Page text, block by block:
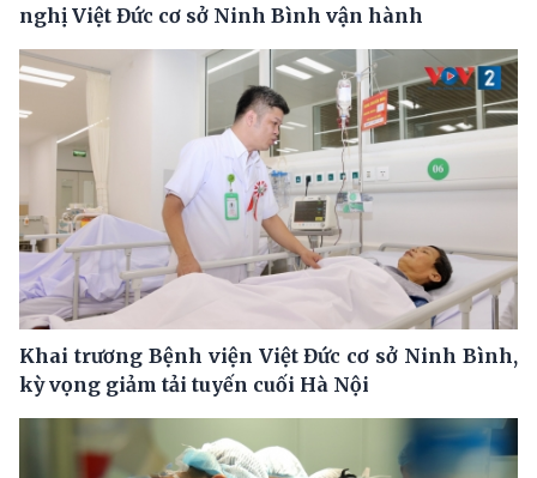
nghị Việt Đức cơ sở Ninh Bình vận hành
Khai trương Bệnh viện Việt Đức cơ sở Ninh Bình,
kỳ vọng giảm tải tuyến cuối Hà Nội